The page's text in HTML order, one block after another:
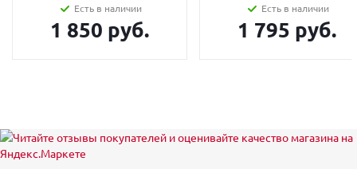
Есть в наличии
1 850 руб.
Есть в наличии
1 795 руб.